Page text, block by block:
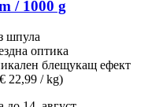
/ 1000 g
шпула
оптика
блещукащ ефект
22,99 / kg)